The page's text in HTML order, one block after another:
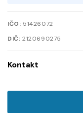
IČO: 51426072
DIČ: 2120690275
Kontakt